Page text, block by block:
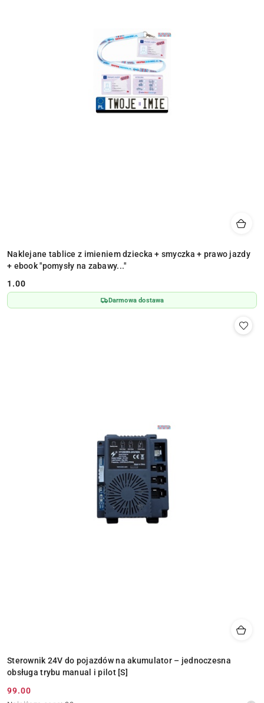
Naklejane tablice z imieniem dziecka + smyczka + prawo jazdy
+ ebook "pomysły na zabawy..."
Cena:
1.00
Darmowa dostawa
Sterownik 24V do pojazdów na akumulator – jednoczesna
obsługa trybu manual i pilot [S]
Cena
99.00